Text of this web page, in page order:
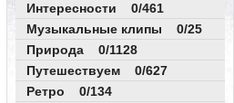
Интересности 0/461
Музыкальные клипы 0/25
Природа 0/1128
Путешествуем 0/627
Ретро 0/134